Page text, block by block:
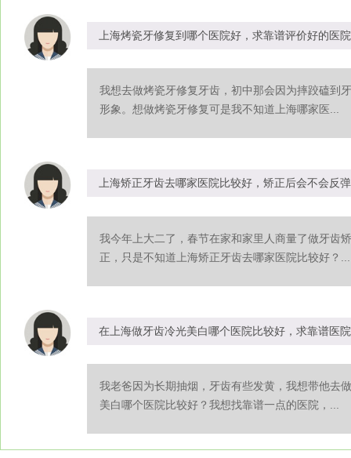
上海烤瓷牙修复到哪个医院好，求靠谱评价好的医
我想去做烤瓷牙修复牙齿，初中那会因为摔跤磕到
形象。想做烤瓷牙修复可是我不知道上海哪家医...
上海矫正牙齿去哪家医院比较好，矫正后会不会反弹
我今年上大二了，春节在家和家里人商量了做牙齿
正，只是不知道上海矫正牙齿去哪家医院比较好？...
在上海做牙齿冷光美白哪个医院比较好，求靠谱医
我老爸因为长期抽烟，牙齿有些发黄，我想带他去
美白哪个医院比较好？我想找靠谱一点的医院，...